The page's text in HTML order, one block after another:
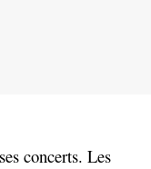
concerts. Les